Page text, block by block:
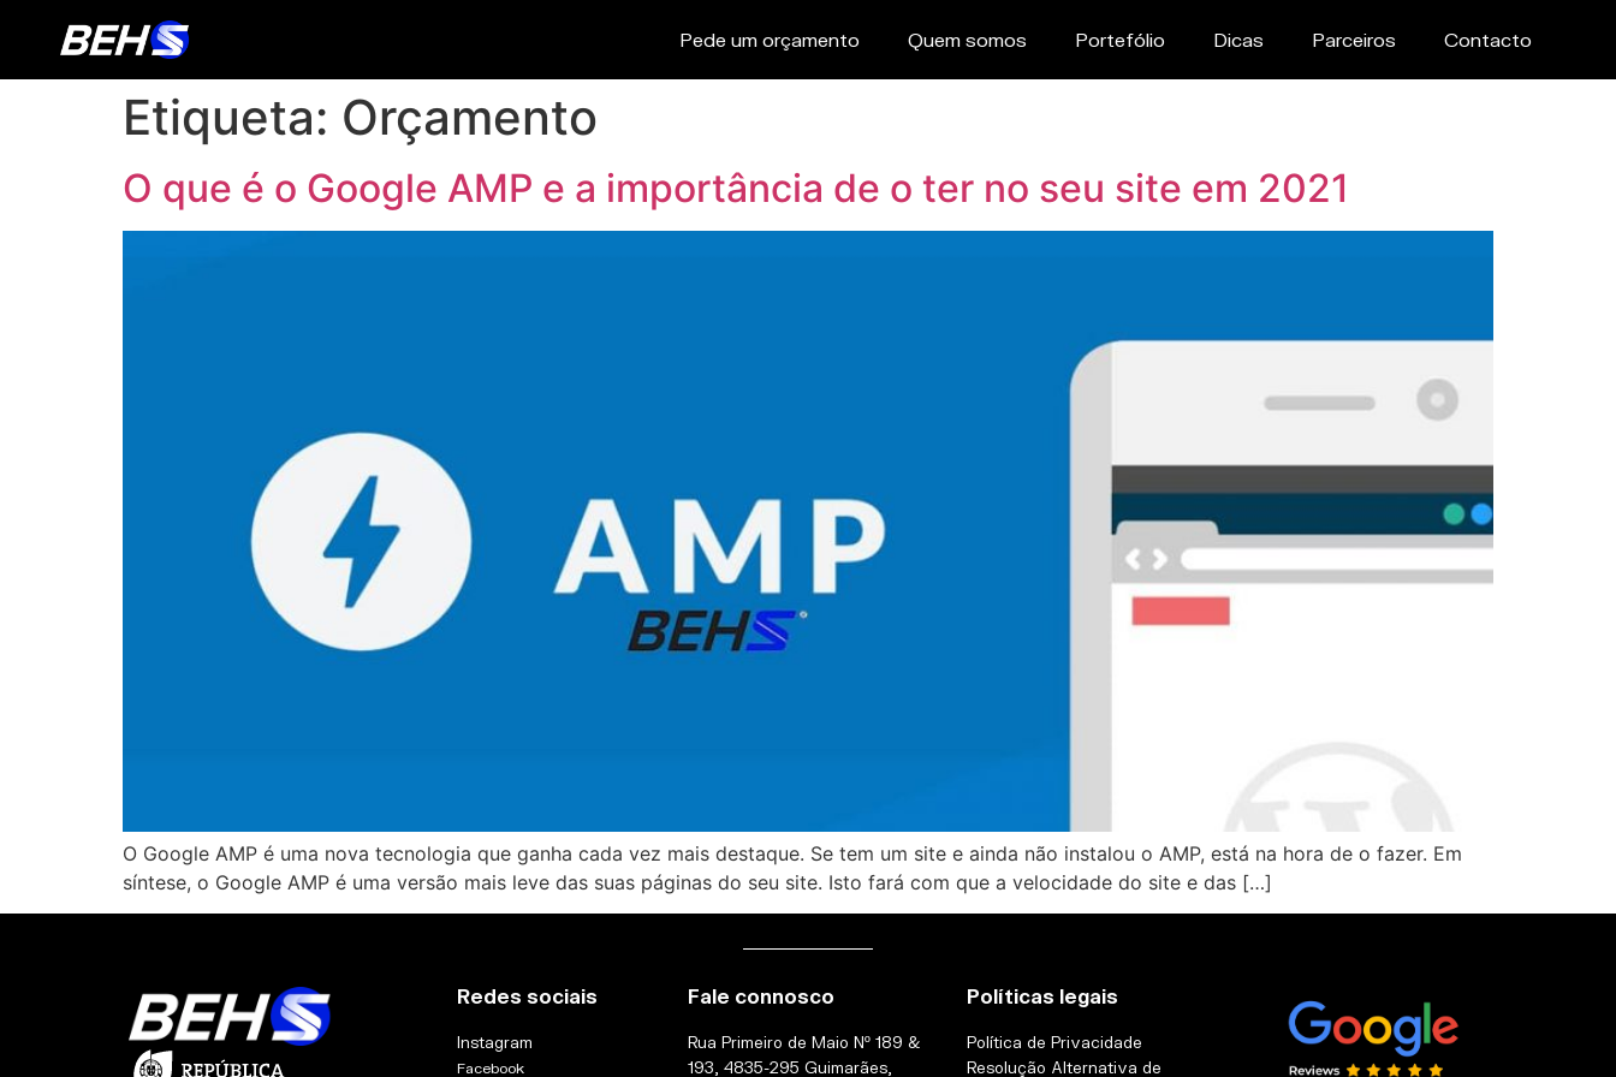
Pede um orçamento Quem somos Portefólio Dicas Parceiros Contacto
Etiqueta: Orçamento
O que é o Google AMP e a importância de o ter no seu site em 2021
O Google AMP é uma nova tecnologia que ganha cada vez mais destaque. Se tem um site e ainda não instalou o AMP, está na hora de o fazer. Em
síntese, o Google AMP é uma versão mais leve das suas páginas do seu site. Isto fará com que a velocidade do site e das […]
Redes sociais
Instagram
Facebook
Fale connosco
Rua Primeiro de Maio Nº 189 &
193, 4835-295 Guimarães,
Políticas legais
Política de Privacidade
Resolução Alternativa de